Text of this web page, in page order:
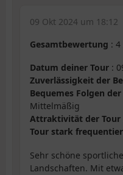
09 Okt 2024 um 18:12
Gesamtbewertung : 4
Datum deiner Tour :
Zuverlässigkeit der
Bequemes Folgen
Mittelmäßig
Attraktivität der Tour
Tour stark
Sehr schöne
Landschaften. Mit